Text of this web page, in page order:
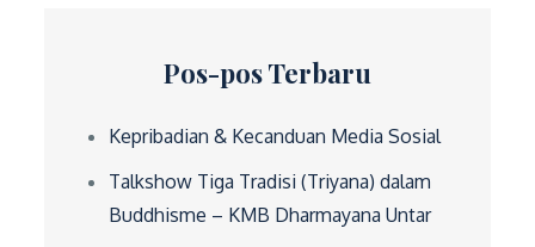
Pos-pos Terbaru
Kepribadian & Kecanduan Media Sosial
Talkshow Tiga Tradisi (Triyana) dalam
Buddhisme – KMB Dharmayana Untar